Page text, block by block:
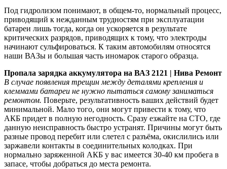
Под гидролизом понимают, в общем-то, нормальный процесс,
приводящий к нежданным трудностям при эксплуатации
батареи лишь тогда, когда он ускоряется в результате
критических разрядов, приводящих к тому, что электроды
начинают сульфироваться. К таким автомобилям относятся
наши ВАЗы и большая часть иномарок старого образца.
Пропала зарядка аккумулятора на ВАЗ 2121 | Нива Ремонт
В случае появления трещин между деталями крепления и
клеммами батареи не нужно пытаться самому заниматься
ремонтом. Поверьте, результативность ваших действий будет
минимальной. Мало того, они могут привести к тому, что
АКБ придет в полную негодность. Сразу езжайте на СТО, где
данную неисправность быстро устранят. Причины могут быть
разные провод перебит или слетел с разъёма, окислились или
заржавели контакты в соединительных колодках. При
нормально заряженной АКБ у вас имеется 30-40 км пробега в
запасе, чтобы добраться до места ремонта.